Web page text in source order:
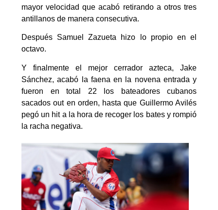
mayor velocidad que acabó retirando a otros tres
antillanos de manera consecutiva.
Después Samuel Zazueta hizo lo propio en el
octavo.
Y finalmente el mejor cerrador azteca, Jake
Sánchez, acabó la faena en la novena entrada y
fueron en total 22 los bateadores cubanos
sacados out en orden, hasta que Guillermo Avilés
pegó un hit a la hora de recoger los bates y rompió
la racha negativa.